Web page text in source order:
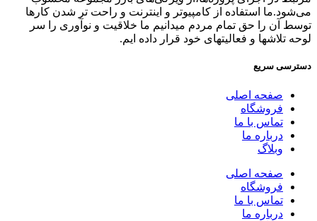
می‌شود.ما استفاده از کامپیوتر و اینترنت و راحت تر شدن کارها
توسط آن را حق تمام مردم میدانیم ما خلاقیت و نوآوری را سر
لوحه تلاشها و فعالیتهای خود قرار داده ایم.
دسترسی سریع
صفحه اصلی
فروشگاه
تماس با ما
درباره ما
وبلاگ
صفحه اصلی
فروشگاه
تماس با ما
درباره ما